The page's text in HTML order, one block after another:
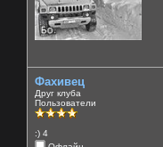
Фахивец
Друг клуба
Пользователи
:) 4